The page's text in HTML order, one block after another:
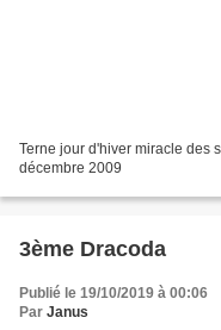
Terne jour d'hiver miracle des
décembre 2009
3ème Dracoda
Publié le 19/10/2019 à 00:06
Par Janus